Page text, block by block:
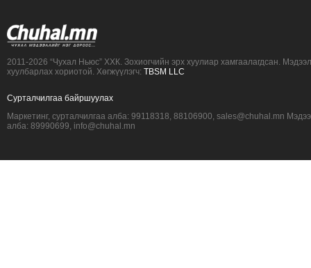
2011-2026 “Чухал Ньюс” ХХК. Зохиогчийн эрх хуулиар хамгаалагдсан.
хуулбарлах хориотой. Хөгжүүлэгч: TBSM LLC
Сурталчилгаа байршуулах
Маркетинг, сурталчилгаа алба: 99118318, 88106900, sales@chuhal.mn
алба: 89990699, info@chuhal.mn